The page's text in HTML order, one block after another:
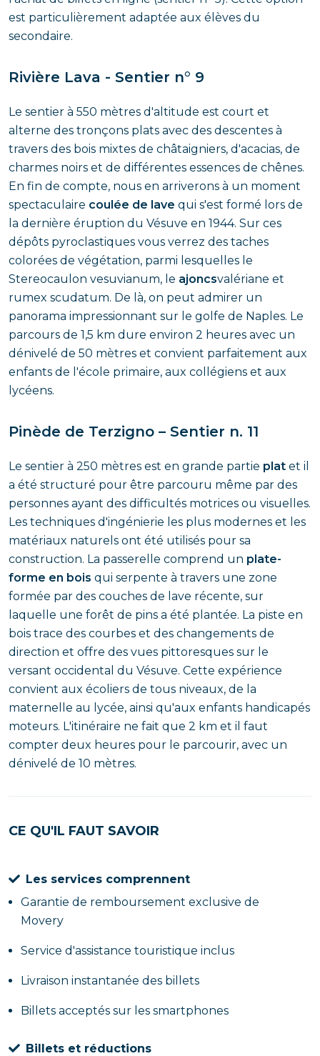
est particulièrement adaptée aux élèves du
secondaire.
Rivière Lava - Sentier n° 9
Le sentier à 550 mètres d'altitude est court et
alterne des tronçons plats avec des descentes à
travers des bois mixtes de châtaigniers, d'acacias, de
charmes noirs et de différentes essences de chênes.
En fin de compte, nous en arriverons à un moment
spectaculaire coulée de lave qui s'est formé lors de
la dernière éruption du Vésuve en 1944. Sur ces
dépôts pyroclastiques vous verrez des taches
colorées de végétation, parmi lesquelles le
Stereocaulon vesuvianum, le ajoncsvalériane et
rumex scudatum. De là, on peut admirer un
panorama impressionnant sur le golfe de Naples. Le
parcours de 1,5 km dure environ 2 heures avec un
dénivelé de 50 mètres et convient parfaitement aux
enfants de l'école primaire, aux collégiens et aux
lycéens.
Pinède de Terzigno – Sentier n. 11
Le sentier à 250 mètres est en grande partie plat et il
a été structuré pour être parcouru même par des
personnes ayant des difficultés motrices ou visuelles.
Les techniques d'ingénierie les plus modernes et les
matériaux naturels ont été utilisés pour sa
construction. La passerelle comprend un plate-
forme en bois qui serpente à travers une zone
formée par des couches de lave récente, sur
laquelle une forêt de pins a été plantée. La piste en
bois trace des courbes et des changements de
direction et offre des vues pittoresques sur le
versant occidental du Vésuve. Cette expérience
convient aux écoliers de tous niveaux, de la
maternelle au lycée, ainsi qu'aux enfants handicapés
moteurs. L'itinéraire ne fait que 2 km et il faut
compter deux heures pour le parcourir, avec un
dénivelé de 10 mètres.
CE QU'IL FAUT SAVOIR
Les services comprennent
Garantie de remboursement exclusive de
Movery
Service d'assistance touristique inclus
Livraison instantanée des billets
Billets acceptés sur les smartphones
Billets et réductions